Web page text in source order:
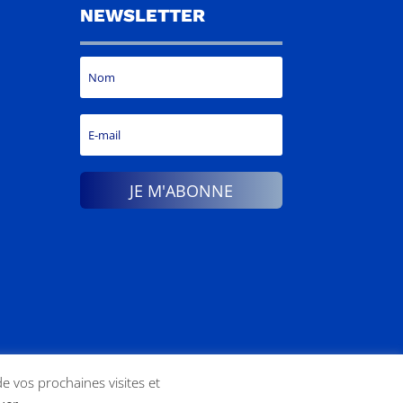
NEWSLETTER
JE M'ABONNE
vos prochaines visites et